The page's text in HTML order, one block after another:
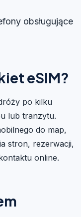
obsługujące
eSIM?
po kilku
lub tranzytu.
do map,
stron, rezerwacji,
online.